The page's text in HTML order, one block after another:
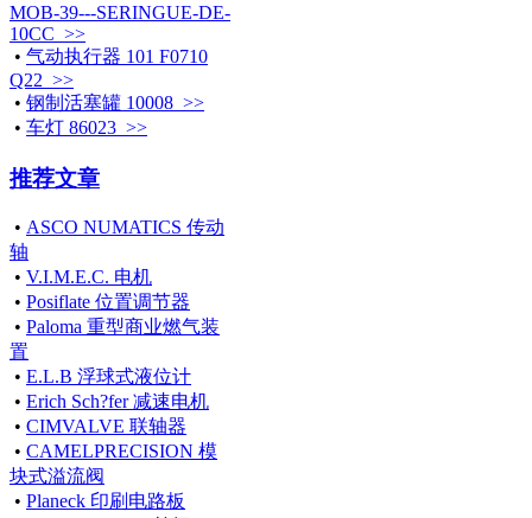
MOB-39---SERINGUE-DE-
10CC >>
• 气动执行器 101 F0710
Q22 >>
• 钢制活塞罐 10008 >>
• 车灯 86023 >>
推荐文章
• ASCO NUMATICS 传动
轴
• V.I.M.E.C. 电机
• Posiflate 位置调节器
• Paloma 重型商业燃气装
置
• E.L.B 浮球式液位计
• Erich Sch?fer 减速电机
• CIMVALVE 联轴器
• CAMELPRECISION 模
块式溢流阀
• Planeck 印刷电路板